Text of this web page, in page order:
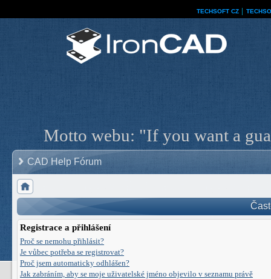
TECHSOFT CZ
Motto webu: "If you want a
CAD Help Fórum
Registrace a přihlášení
Proč se nemohu přihlásit?
Je vůbec potřeba se registrovat?
Proč jsem automaticky odhlášen?
Jak zabráním, aby se moje uživatelské jméno objevilo v seznamu právě